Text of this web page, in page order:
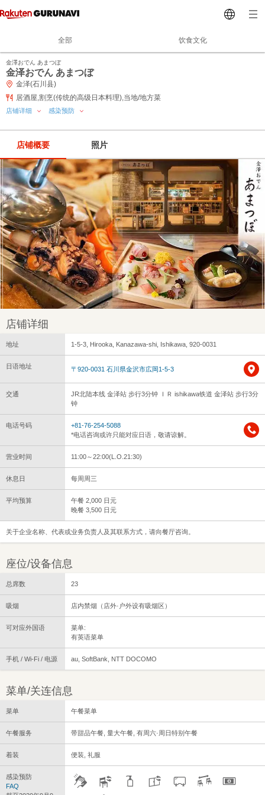
全部 饮食文化
金澤おでん あまつぼ
金泽おでん あまつぼ
金泽(石川县)
居酒屋,割烹(传统的高级日本料理),当地/地方菜
店铺详细 感染预防
店铺概要 照片
店铺详细
地址 1-5-3, Hirooka, Kanazawa-shi, Ishikawa, 920-0031
日语地址 〒920-0031 石川県金沢市広岡1-5-3
交通
JR北陆本线 金泽站 步行3分钟 ＩＲ ishikawa铁道 金泽站 步行3分
钟
电话号码
+81-76-254-5088
*电话咨询或许只能对应日语，敬请谅解。
营业时间 11:00～22:00(L.O.21:30)
休息日 每周周三
平均预算
午餐 2,000 日元
晚餐 3,500 日元
关于企业名称、代表或业务负责人及其联系方式，请向餐厅咨询。
座位/设备信息
总席数 23
吸烟 店内禁烟（店外·户外设有吸烟区）
可对应外国语
菜单:
有英语菜单
手机 / Wi-Fi / 电源 au, SoftBank, NTT DOCOMO
菜单/关连信息
菜单 午餐菜单
午餐服务 带甜品午餐, 量大午餐, 有周六·周日特别午餐
着装 便装, 礼服
感染预防
FAQ